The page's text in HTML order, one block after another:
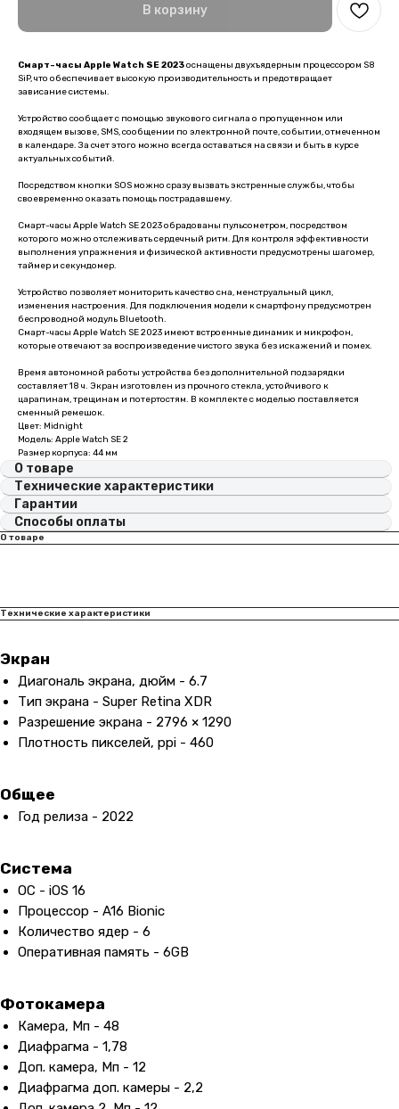
В корзину
Смарт-часы Apple Watch SE 2023оснащены двухъядерным процессором S8
SiP, что обеспечивает высокую производительность и предотвращает
зависание системы.
Устройство сообщает с помощью звукового сигнала о пропущенном или
входящем вызове, SMS, сообщении по электронной почте, событии, отмеченном
в календаре. За счет этого можно всегда оставаться на связи и быть в курсе
актуальных событий.
Посредством кнопки SOS можно сразу вызвать экстренные службы, чтобы
своевременно оказать помощь пострадавшему.
Смарт-часы Apple Watch SE 2023 обрадованы пульсометром, посредством
которого можно отслеживать сердечный ритм. Для контроля эффективности
выполнения упражнения и физической активности предусмотрены шагомер,
таймер и секундомер.
Устройство позволяет мониторить качество сна, менструальный цикл,
изменения настроения. Для подключения модели к смартфону предусмотрен
беспроводной модуль Bluetooth.
Смарт-часы Apple Watch SE 2023 имеют встроенные динамик и микрофон,
которые отвечают за воспроизведение чистого звука без искажений и помех.
Время автономной работы устройства без дополнительной подзарядки
составляет 18 ч. Экран изготовлен из прочного стекла, устойчивого к
царапинам, трещинам и потертостям. В комплекте с моделью поставляется
сменный ремешок.
Цвет: Midnight
Модель: Apple Watch SE 2
Размер корпуса: 44 мм
О товаре
Технические характеристики
Гарантии
Способы оплаты
О товаре
Технические характеристики
Экран
Диагональ экрана, дюйм - 6.7
Тип экрана - Super Retina XDR
Разрешение экрана - 2796 × 1290
Плотность пикселей, ppi - 460
Общее
Год релиза - 2022
Система
ОС - iOS 16
Процессор - A16 Bionic
Количество ядер - 6
Оперативная память - 6GB
Фотокамера
Камера, Мп - 48
Диафрагма - 1,78
Доп. камера, Мп - 12
Диафрагма доп. камеры - 2,2